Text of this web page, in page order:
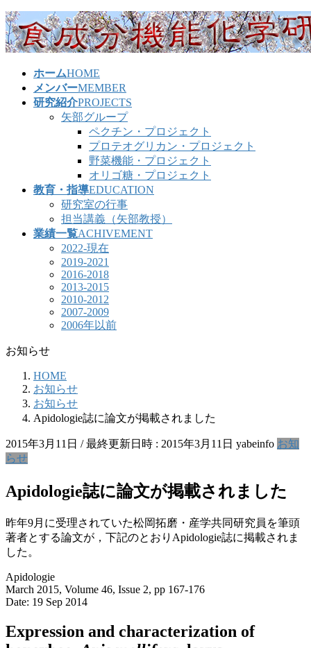
コ
ン
テ
ナ
ビ
ゲ
ホームHOME
メンバーMEMBER
研究紹介PROJECTS
矢部グループ
ペクチン・プロジェクト
プロテオグリカン・プロジェクト
野菜機能・プロジェクト
オリゴ糖・プロジェクト
教育・指導EDUCATION
研究室の行事
担当講義（矢部教授）
業績一覧ACHIVEMENT
2022-現在
2019-2021
2016-2018
2013-2015
2010-2012
2007-2009
2006年以前
お知らせ
HOME
お知らせ
お知らせ
Apidologie誌に論文が掲載されました
2015年3月11日 / 最終更新日時 : 2015年3月11日 yabeinfo お知
らせ
Apidologie誌に論文が掲載されました
昨年9月に受理されていた松岡拓磨・産学共同研究員を筆頭
著者とする論文が，下記のとおりApidologie誌に掲載されま
した。
Apidologie
March 2015, Volume 46, Issue 2, pp 167-176
Date: 19 Sep 2014
Expression and characterization of